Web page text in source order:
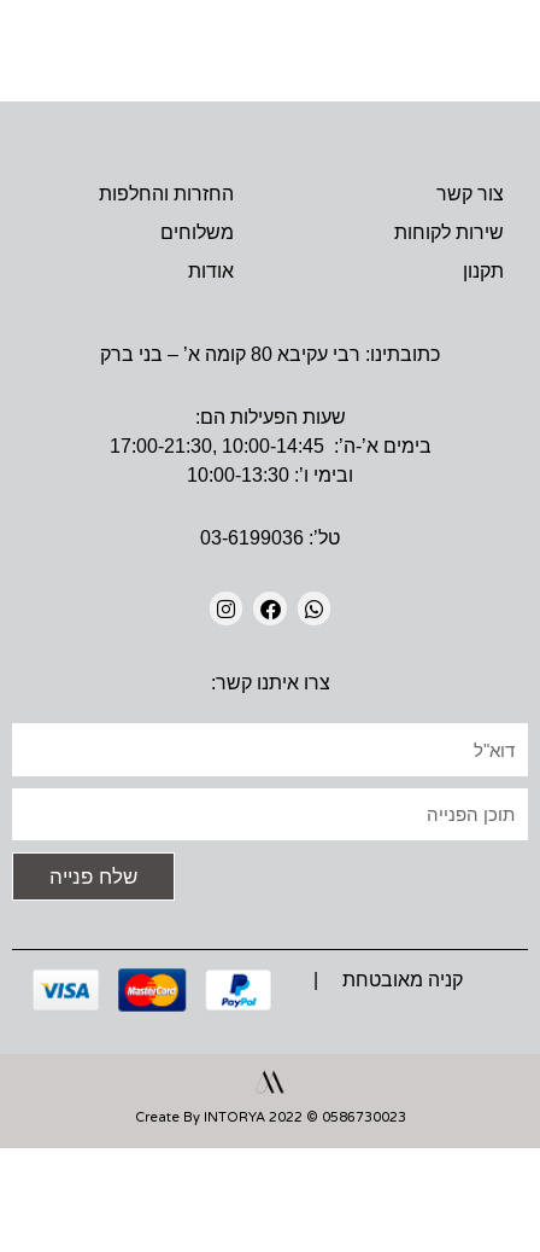
צור קשר
שירות לקוחות
תקנון
החזרות והחלפות
משלוחים
אודות
כתובתינו: רבי עקיבא 80 קומה א’ – בני ברק
שעות הפעילות הם:
בימים א’-ה’: 10:00-14:45 ,17:00-21:30
ובימי ו’: 10:00-13:30
טל’: 03-6199036
H
A
P
P
A
C
O
K
N
S
R
A
צרו איתנו קשר:
שלח פנייה
קניה מאובטחת |
0586730023 © 2022 Create By INTORYA